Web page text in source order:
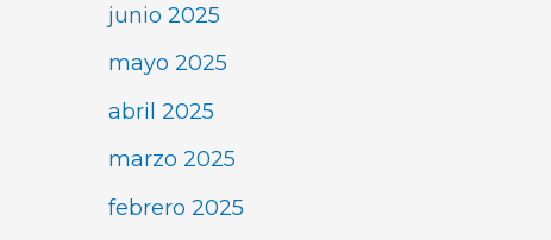
junio 2025
mayo 2025
abril 2025
marzo 2025
febrero 2025